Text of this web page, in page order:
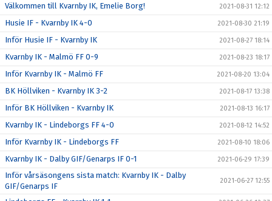
Välkommen till Kvarnby IK, Emelie Borg! 2021-08-31 12:12
Husie IF - Kvarnby IK 4-0 2021-08-30 21:19
Inför Husie IF - Kvarnby IK 2021-08-27 18:14
Kvarnby IK - Malmö FF 0-9 2021-08-23 18:17
Inför Kvarnby IK - Malmö FF 2021-08-20 13:04
BK Höllviken - Kvarnby IK 3-2 2021-08-17 13:38
Inför BK Höllviken - Kvarnby IK 2021-08-13 16:17
Kvarnby IK - Lindeborgs FF 4-0 2021-08-12 14:52
Inför Kvarnby IK - Lindeborgs FF 2021-08-10 18:06
Kvarnby IK - Dalby GIF/Genarps IF 0-1 2021-06-29 17:39
Inför vårsäsongens sista match: Kvarnby IK - Dalby
GIF/Genarps IF
2021-06-27 12:55